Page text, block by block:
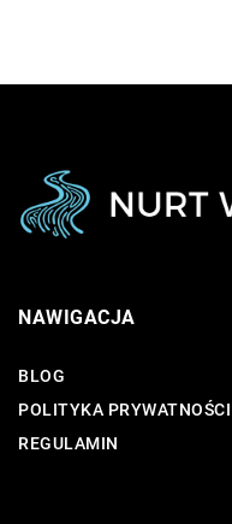
NAWIGACJA
BLOG
POLITYKA PRYWATNOŚCI
REGULAMIN